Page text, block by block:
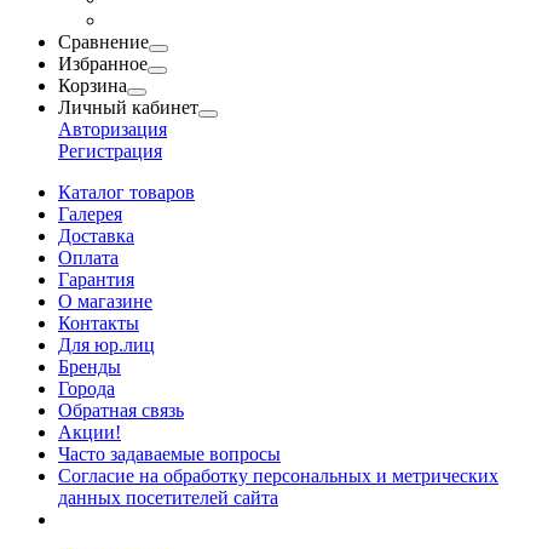
Сравнение
Избранное
Корзина
Личный кабинет
Авторизация
Регистрация
Каталог товаров
Галерея
Доставка
Оплата
Гарантия
О магазине
Контакты
Для юр.лиц
Бренды
Города
Обратная связь
Акции!
Часто задаваемые вопросы
Согласие на обработку персональных и метрических
данных посетителей сайта